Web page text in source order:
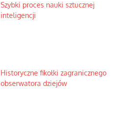
Szybki proces nauki sztucznej
inteligencji
Historyczne fikołki zagranicznego
obserwatora dziejów